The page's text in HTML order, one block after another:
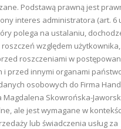
Podstawą prawną jest
interes administratora (art. 6
polega na ustalaniu,
względem
roszczeniami w
i przed innymi organami
osobowych do Firma
Magdalena Skowrońska-
ale jest wymagane w
lub świadczenia usług za